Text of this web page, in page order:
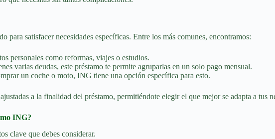
para satisfacer necesidades específicas. Entre los más comunes, encontramos:
personales como reformas, viajes o estudios.
varias deudas, este préstamo te permite agruparlas en un solo pago mensual.
un coche o moto, ING tiene una opción específica para esto.
a la finalidad del préstamo, permitiéndote elegir el que mejor se adapta a tus
ING?
clave que debes considerar.